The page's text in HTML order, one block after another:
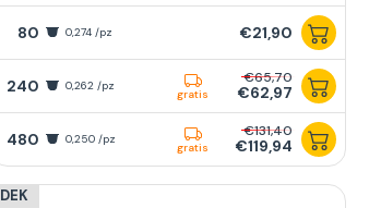
80 0,274 /pz €21,90
240 0,262 /pz
gratis
€65,70
€62,97
480 0,250 /pz
gratis
€131,40
€119,94
DEK